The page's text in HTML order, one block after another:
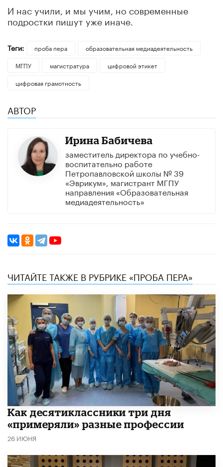
И нас учили, и мы учим, но современные
подростки пишут уже иначе.
Теги: проба пера
образовательная медиадеятельность
МГПУ
магистратура
цифровой этикет
цифровая грамотность
АВТОР
Ирина Бабичева
заместитель директора по учебно-
воспитательно работе
Петропавловской школы № 39
«Эврикум», магистрант МГПУ
направления «Образовательная
медиадеятельность»
ЧИТАЙТЕ ТАКЖЕ В РУБРИКЕ «ПРОБА ПЕРА»
Как десятиклассники три дня
«примеряли» разные профессии
26 ИЮНЯ